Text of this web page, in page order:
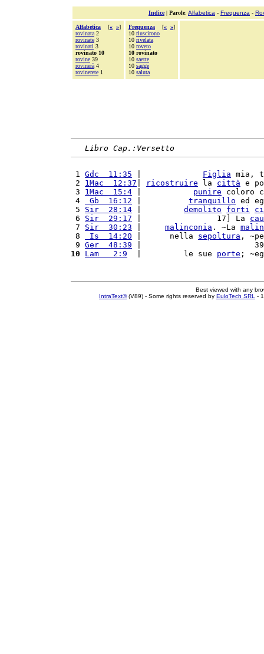
Indice| Parole: Alfabetica - Frequenza -
Alfabetica [« »]
rovinata 2
rovinate 3
rovinati 3
rovinato 10
rovine 39
rovinerà 4
rovinerete 1
Frequenza [« »]
10 riuscirono
10 rivelata
10 roveto
10 rovinato
10 saette
10 sagge
10 saluta
Libro Cap.:Versetto
1 Gdc  11:35 Figlia mia,
2 1Mac  12:37 ricostruire la città e
3 1Mac  15:4 punire coloro
4
Gb  16:12 tranquillo ed
5 Sir  28:14 demolito forti
6 Sir  29:17 |                17] La
7 Sir  30:23 malinconia . ~La
8
Is  14:20 |      nella sepoltura ,
9 Ger  48:39 |                        39]
10
Lam   2:9
  |         le sue
porte ;
Best viewed with any
IntraText®(V89) - Some rights reserved by EuloTech SRL -